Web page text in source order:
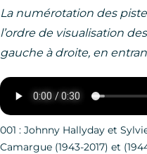
La numérotation des
l’ordre de visualisation
gauche à droite, en
001 : Johnny Hallyday et
Camargue (1943-2017) et